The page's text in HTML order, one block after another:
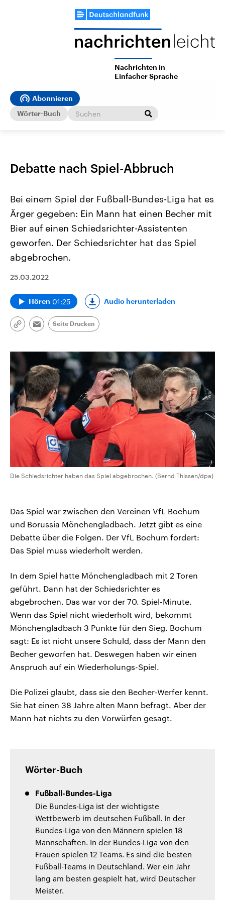
Nachrichten in
Einfacher Sprache
Abonnieren
Wörter-Buch
Debatte nach Spiel-Abbruch
Bei einem Spiel der Fußball-Bundes-Liga hat es
Ärger gegeben: Ein Mann hat einen Becher mit
Bier auf einen Schiedsrichter-Assistenten
geworfen. Der Schiedsrichter hat das Spiel
abgebrochen.
25.03.2022
Hören 01:25 Audio herunterladen
Link
Email
Seite Drucken
Die Schiedsrichter haben das Spiel abgebrochen. (Bernd Thissen/dpa)
Das Spiel war zwischen den Vereinen VfL Bochum
und Borussia Mönchengladbach. Jetzt gibt es eine
Debatte über die Folgen. Der VfL Bochum fordert:
Das Spiel muss wiederholt werden.
In dem Spiel hatte Mönchengladbach mit 2 Toren
geführt. Dann hat der Schiedsrichter es
abgebrochen. Das war vor der 70. Spiel-Minute.
Wenn das Spiel nicht wiederholt wird, bekommt
Mönchengladbach 3 Punkte für den Sieg. Bochum
sagt: Es ist nicht unsere Schuld, dass der Mann den
Becher geworfen hat. Deswegen haben wir einen
Anspruch auf ein Wiederholungs-Spiel.
Die Polizei glaubt, dass sie den Becher-Werfer kennt.
Sie hat einen 38 Jahre alten Mann befragt. Aber der
Mann hat nichts zu den Vorwürfen gesagt.
Wörter-Buch
Fußball-Bundes-Liga
Die Bundes-Liga ist der wichtigste
Wettbewerb im deutschen Fußball. In der
Bundes-Liga von den Männern spielen 18
Mannschaften. In der Bundes-Liga von den
Frauen spielen 12 Teams. Es sind die besten
Fußball-Teams in Deutschland. Wer ein Jahr
lang am besten gespielt hat, wird Deutscher
Meister.